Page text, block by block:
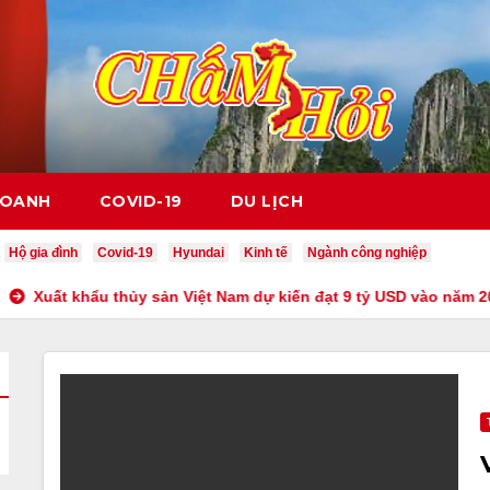
COVID-19 DU LỊCH
Hộ gia đình Covid-19 Hyundai Kinh tế Ngành công nghiệp
thủy sản Việt Nam dự kiến đạt 9 tỷ USD vào năm 2023